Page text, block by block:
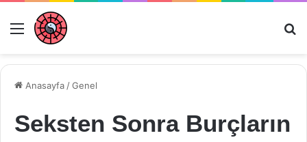
Menü
Anasayfa /Genel
Seksten Sonra Burçların